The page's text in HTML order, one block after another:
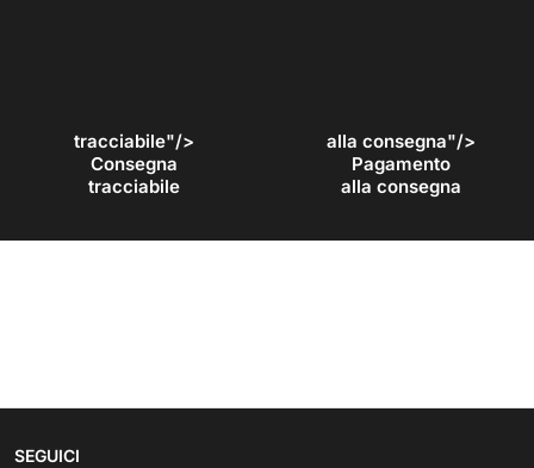
tracciabile"/>
Consegna
tracciabile
alla consegna"/>
Pagamento
alla consegna
SEGUICI